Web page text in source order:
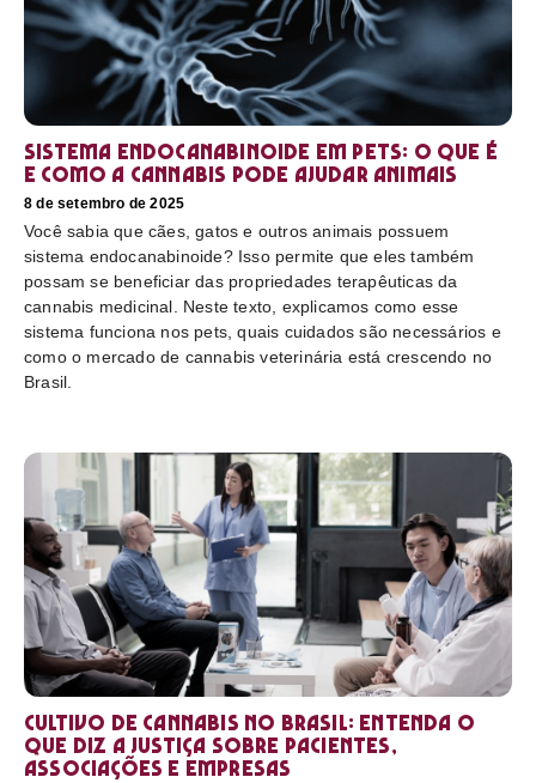
Sistema endocanabinoide em pets: o que é
e como a cannabis pode ajudar animais
8 de setembro de 2025
Você sabia que cães, gatos e outros animais possuem
sistema endocanabinoide? Isso permite que eles também
possam se beneficiar das propriedades terapêuticas da
cannabis medicinal. Neste texto, explicamos como esse
sistema funciona nos pets, quais cuidados são necessários e
como o mercado de cannabis veterinária está crescendo no
Brasil.
Cultivo de cannabis no Brasil: entenda o
que diz a Justiça sobre pacientes,
associações e empresas